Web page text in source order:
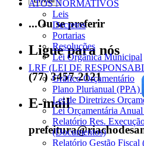
...Ou se preferir
Ligue para nós
(77) 3457-2121
E-mail
ATOS NORMATIVOS
Leis
Decretos
Portarias
Resoluções
Lei Orgânica Municipal
LRF (LEI DE
Gráfico Orçamentário
Plano Plurianual (PPA)
Lei de Diretrizes
Lei Orçamentária
Relatório Res.
(Documentos)
Relatório Gestão